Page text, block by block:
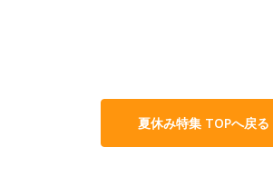
夏休み特集 TOPへ戻る